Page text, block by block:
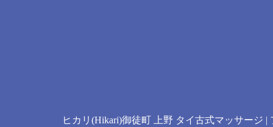
ヒカリ(Hikari)御徒町 上野 タイ古式マッサージ |